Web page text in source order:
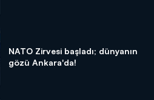
NATO Zirvesi başladı; dünyanın
gözü Ankara'da!